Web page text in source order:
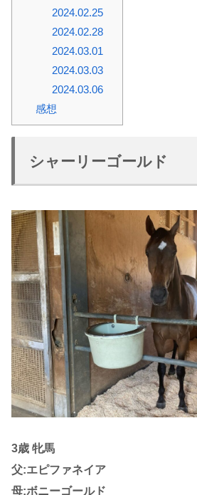
2024.02.25
2024.02.28
2024.03.01
2024.03.03
2024.03.06
感想
シャーリーゴールド
3歳 牝馬
父:エピファネイア
母:ボニーゴールド